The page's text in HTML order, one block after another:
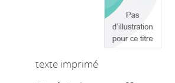
texte imprimé